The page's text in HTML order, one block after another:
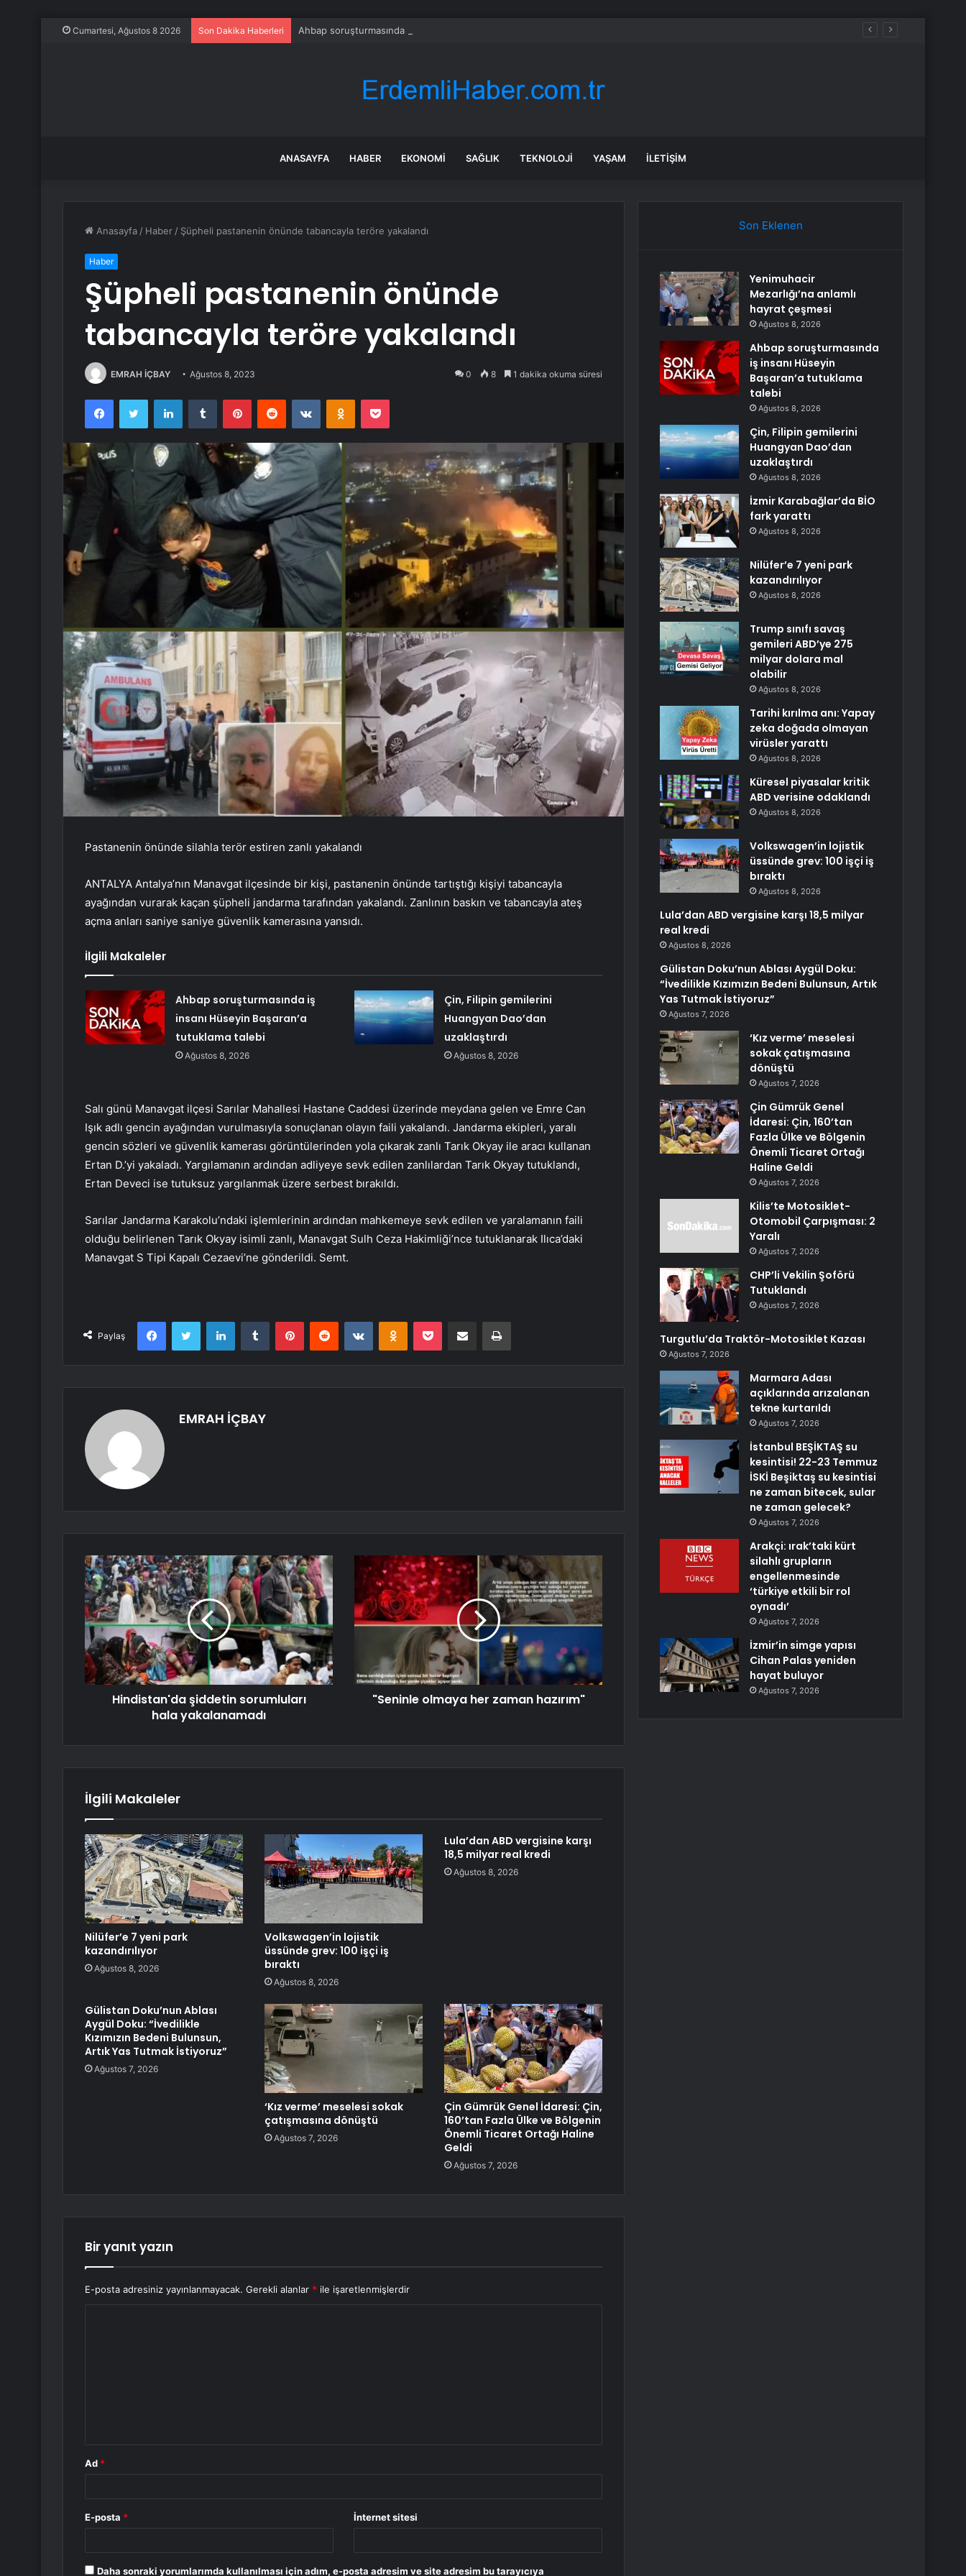
Cumartesi, Ağustos 8 2026 Son Dakika Haberleri Ahbap soruşturmasında iş insanı Hüseyin Başaran’a tutuklama talebi
ANASAYFA HABER EKONOMI SAĞLIK TEKNOLOJI YAŞAM İLETIŞIM
Anasayfa / Haber / Şüpheli pastanenin önünde tabancayla teröre yakalandı
Haber
Şüpheli pastanenin önünde
tabancayla teröre yakalandı
EMRAH İÇBAY Ağustos 8, 2023 0 8 1 dakika okuma süresi
FacebookTwitter LinkedInTumblr PinterestReddit VKontakteOdnoklassniki
Pocket
Pastanenin önünde silahla terör estiren zanlı yakalandı
ANTALYA Antalya’nın Manavgat ilçesinde bir kişi, pastanenin önünde tartıştığı kişiyi tabancayla
ayağından vurarak kaçan şüpheli jandarma tarafından yakalandı. Zanlının baskın ve tabancayla ateş
açma anları saniye saniye güvenlik kamerasına yansıdı.
İlgili Makaleler
Ahbap soruşturmasında iş
insanı Hüseyin Başaran’a
tutuklama talebi
Ağustos 8, 2026
Çin, Filipin gemilerini
Huangyan Dao’dan
uzaklaştırdı
Ağustos 8, 2026
Salı günü Manavgat ilçesi Sarılar Mahallesi Hastane Caddesi üzerinde meydana gelen ve Emre Can
Işık adlı gencin ayağından vurulmasıyla sonuçlanan olayın faili yakalandı. Jandarma ekipleri, yaralı
gencin sözleri ve güvenlik kamerası görüntülerinden yola çıkarak zanlı Tarık Okyay ile aracı kullanan
Ertan D.’yi yakaladı. Yargılamanın ardından adliyeye sevk edilen zanlılardan Tarık Okyay tutuklandı,
Ertan Deveci ise tutuksuz yargılanmak üzere serbest bırakıldı.
Sarılar Jandarma Karakolu’ndaki işlemlerinin ardından mahkemeye sevk edilen ve yaralamanın faili
olduğu belirlenen Tarık Okyay isimli zanlı, Manavgat Sulh Ceza Hakimliği’nce tutuklanarak Ilıca’daki
Manavgat S Tipi Kapalı Cezaevi’ne gönderildi. Semt.
Paylaş
FacebookTwitter LinkedInTumblr PinterestReddit VKontakteOdnoklassniki
Pocket E-Posta ile paylaş Yazdır
EMRAH İÇBAY
Hindistan'da şiddetin sorumluları
hala yakalanamadı
"Seninle olmaya her zaman hazırım"
İlgili Makaleler
Nilüfer’e 7 yeni park
kazandırılıyor
Ağustos 8, 2026
Volkswagen’in lojistik
üssünde grev: 100 işçi iş
bıraktı
Ağustos 8, 2026
Lula’dan ABD vergisine karşı
18,5 milyar real kredi
Ağustos 8, 2026
Gülistan Doku’nun Ablası
Aygül Doku: “İvedilikle
Kızımızın Bedeni Bulunsun,
Artık Yas Tutmak İstiyoruz”
Ağustos 7, 2026
‘Kız verme’ meselesi sokak
çatışmasına dönüştü
Ağustos 7, 2026
Çin Gümrük Genel İdaresi: Çin,
160’tan Fazla Ülke ve Bölgenin
Önemli Ticaret Ortağı Haline
Geldi
Ağustos 7, 2026
Bir yanıt yazın
E-posta adresiniz yayınlanmayacak. Gerekli alanlar * ile işaretlenmişlerdir
Ad *
E-posta * İnternet sitesi
Daha sonraki yorumlarımda kullanılması için adım, e-posta adresim ve site adresim bu tarayıcıya
Son Eklenen
Yenimuhacir
Mezarlığı’na anlamlı
hayrat çeşmesi
Ağustos 8, 2026
Ahbap soruşturmasında
iş insanı Hüseyin
Başaran’a tutuklama
talebi
Ağustos 8, 2026
Çin, Filipin gemilerini
Huangyan Dao’dan
uzaklaştırdı
Ağustos 8, 2026
İzmir Karabağlar’da BİO
fark yarattı
Ağustos 8, 2026
Nilüfer’e 7 yeni park
kazandırılıyor
Ağustos 8, 2026
Trump sınıfı savaş
gemileri ABD’ye 275
milyar dolara mal
olabilir
Ağustos 8, 2026
Tarihi kırılma anı: Yapay
zeka doğada olmayan
virüsler yarattı
Ağustos 8, 2026
Küresel piyasalar kritik
ABD verisine odaklandı
Ağustos 8, 2026
Volkswagen’in lojistik
üssünde grev: 100 işçi iş
bıraktı
Ağustos 8, 2026
Lula’dan ABD vergisine karşı 18,5 milyar
real kredi
Ağustos 8, 2026
Gülistan Doku’nun Ablası Aygül Doku:
“İvedilikle Kızımızın Bedeni Bulunsun, Artık
Yas Tutmak İstiyoruz”
Ağustos 7, 2026
‘Kız verme’ meselesi
sokak çatışmasına
dönüştü
Ağustos 7, 2026
Çin Gümrük Genel
İdaresi: Çin, 160’tan
Fazla Ülke ve Bölgenin
Önemli Ticaret Ortağı
Haline Geldi
Ağustos 7, 2026
Kilis’te Motosiklet-
Otomobil Çarpışması: 2
Yaralı
Ağustos 7, 2026
CHP’li Vekilin Şoförü
Tutuklandı
Ağustos 7, 2026
Turgutlu’da Traktör-Motosiklet Kazası
Ağustos 7, 2026
Marmara Adası
açıklarında arızalanan
tekne kurtarıldı
Ağustos 7, 2026
İstanbul BEŞİKTAŞ su
kesintisi! 22-23 Temmuz
İSKİ Beşiktaş su kesintisi
ne zaman bitecek, sular
ne zaman gelecek?
Ağustos 7, 2026
Arakçi: ırak’taki kürt
silahlı grupların
engellenmesinde
‘türkiye etkili bir rol
oynadı’
Ağustos 7, 2026
İzmir’in simge yapısı
Cihan Palas yeniden
hayat buluyor
Ağustos 7, 2026